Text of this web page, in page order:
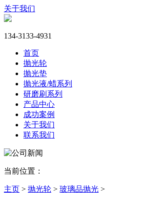
关于我们
134-3133-4931
首页
抛光轮
抛光垫
抛光液/蜡系列
研磨刷系列
产品中心
成功案例
关于我们
联系我们
当前位置：
主页 > 抛光轮 > 玻璃品抛光 >